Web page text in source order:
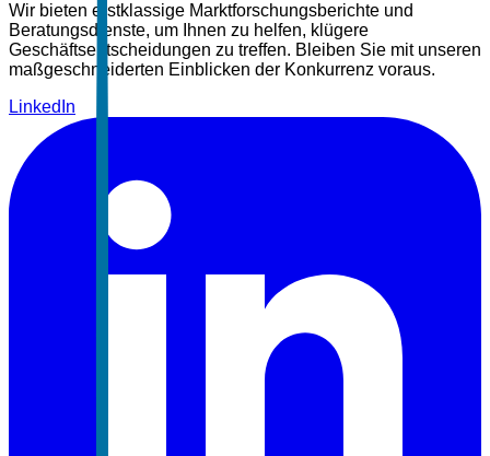
Wir bieten erstklassige Marktforschungsberichte und
Beratungsdienste, um Ihnen zu helfen, klügere
Geschäftsentscheidungen zu treffen. Bleiben Sie mit unseren
maßgeschneiderten Einblicken der Konkurrenz voraus.
LinkedIn